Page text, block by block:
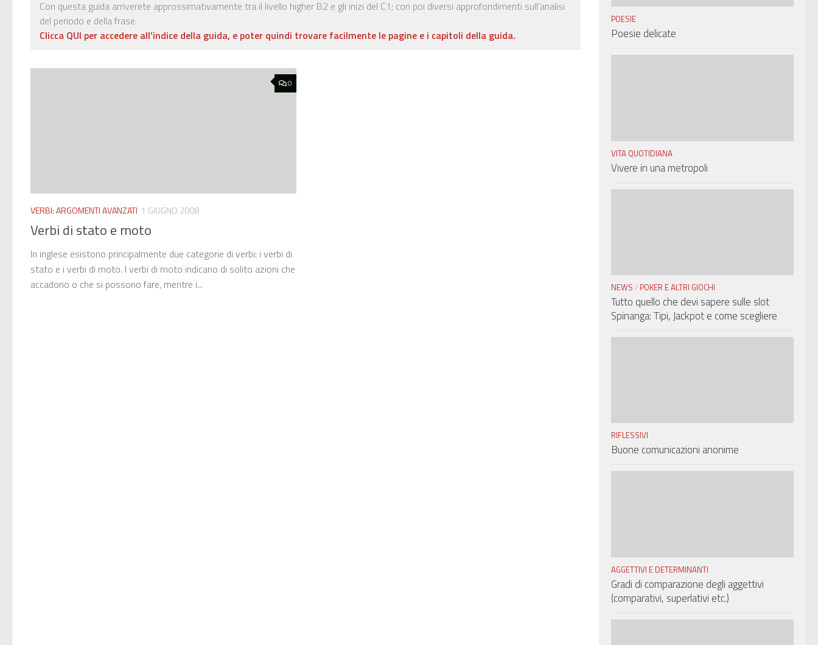
Con questa guida arriverete approssimativamente tra il livello higher B2 e gli inizi del C1; con poi diversi approfondimenti sull’analisi
del periodo e della frase.
Clicca QUI per accedere all’indice della guida, e poter quindi trovare facilmente le pagine e i capitoli della guida.
0
VERBI: ARGOMENTI AVANZATI 1 GIUGNO 2008
Verbi di stato e moto
In inglese esistono principalmente due categorie di verbi: i verbi di
stato e i verbi di moto. I verbi di moto indicano di solito azioni che
accadono o che si possono fare, mentre i...
POESIE
Poesie delicate
VITA QUOTIDIANA
Vivere in una metropoli
NEWS / POKER E ALTRI GIOCHI
Tutto quello che devi sapere sulle slot
Spinanga: Tipi, Jackpot e come scegliere
RIFLESSIVI
Buone comunicazioni anonime
AGGETTIVI E DETERMINANTI
Gradi di comparazione degli aggettivi
(comparativi, superlativi etc.)